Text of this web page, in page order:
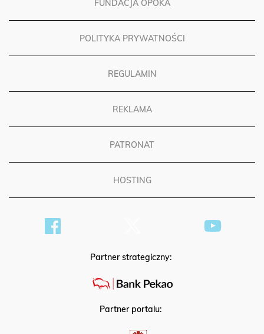
FUNDACJA OPOKA
POLITYKA PRYWATNOŚCI
REGULAMIN
REKLAMA
PATRONAT
HOSTING
Partner strategiczny:
Partner portalu: